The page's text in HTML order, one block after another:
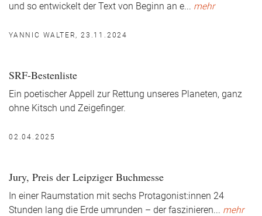
und so entwickelt der Text von Beginn an e... mehr
YANNIC WALTER, 23.11.2024
SRF-Bestenliste
Ein poetischer Appell zur Rettung unseres Planeten, ganz
ohne Kitsch und Zeigefinger.
02.04.2025
Jury, Preis der Leipziger Buchmesse
In einer Raumstation mit sechs Protagonist:innen 24
Stunden lang die Erde umrunden – der faszinieren... mehr